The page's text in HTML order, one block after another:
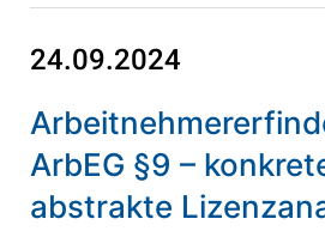
24.09.2024
ArbEG §9 –
abstrakte